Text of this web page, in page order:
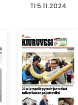
TI 5.11.2024